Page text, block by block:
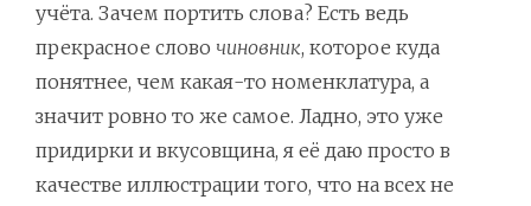
учёта. Зачем портить слова? Есть ведь
прекрасное слово чиновник, которое куда
понятнее, чем какая-то номенклатура, а
значит ровно то же самое. Ладно, это уже
придирки и вкусовщина, я её даю просто в
качестве иллюстрации того, что на всех не